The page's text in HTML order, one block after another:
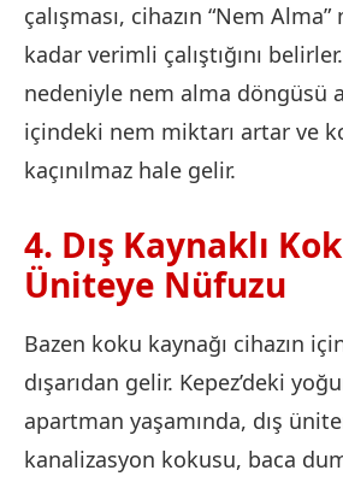
çalışması, cihazın “Nem
kadar verimli çalıştığını
nedeniyle nem alma döngüsü
içindeki nem miktarı artar ve
kaçınılmaz hale gelir.
4. Dış Kaynaklı
Üniteye Nüfuzu
Bazen koku kaynağı cihazın
dışarıdan gelir. Kepez’deki
apartman yaşamında, dış
kanalizasyon kokusu, baca